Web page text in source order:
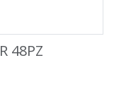
48PZ